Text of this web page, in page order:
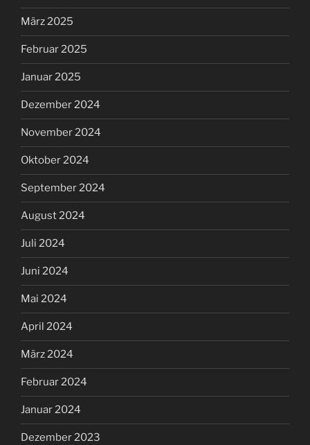
März 2025
Februar 2025
Januar 2025
Dezember 2024
November 2024
Oktober 2024
September 2024
August 2024
Juli 2024
Juni 2024
Mai 2024
April 2024
März 2024
Februar 2024
Januar 2024
Dezember 2023